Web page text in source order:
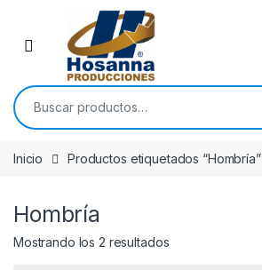
Skip to navigation
Buscar por:
Inicio Productos etiquetados “Hombría”
Hombría
Mostrando los 2 resultados